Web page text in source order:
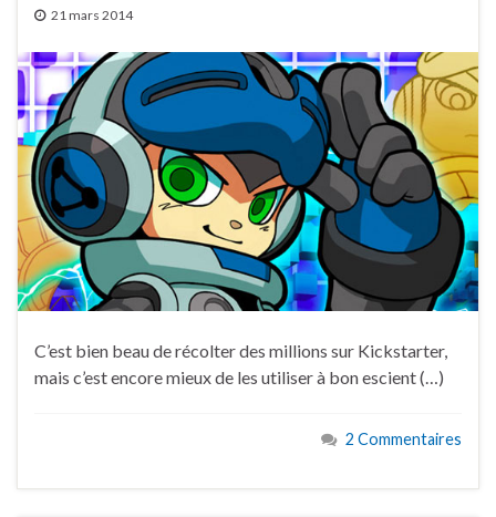
21 mars 2014
C’est bien beau de récolter des millions sur Kickstarter,
mais c’est encore mieux de les utiliser à bon escient (…)
2 Commentaires